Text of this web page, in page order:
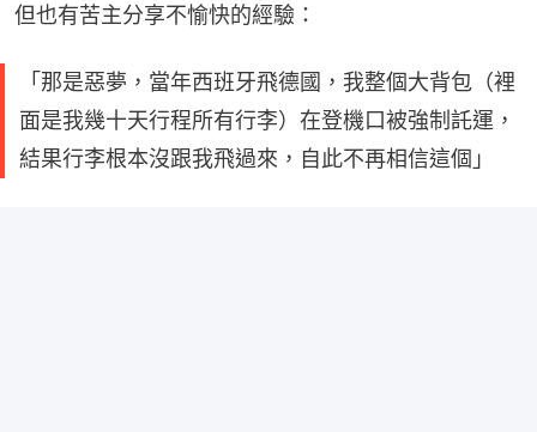
但也有苦主分享不愉快的經驗：
「那是惡夢，當年西班牙飛德國，我整個大背包（裡
面是我幾十天行程所有行李）在登機口被強制託運，
結果行李根本沒跟我飛過來，自此不再相信這個」